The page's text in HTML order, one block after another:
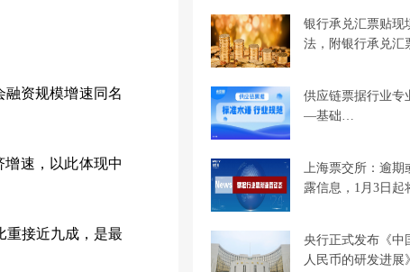
资规模增速同名
速，以此体现中
重接近九成，是最
银行承兑汇票贴现
法，附银行承兑
供应链票据行业专
—基础…
上海票交所：逾期
露信息，1月3日
央行正式发布《中
人民币的研发进